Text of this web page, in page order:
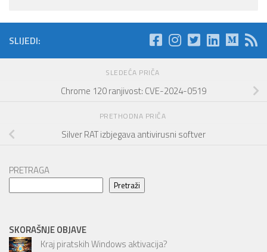
SLIJEDI:
SLEDEĆA PRIČA
Chrome 120 ranjivost: CVE-2024-0519
PRETHODNA PRIČA
Silver RAT izbjegava antivirusni softver
PRETRAGA
Pretraži
SKORAŠNJE OBJAVE
Kraj piratskih Windows aktivacija?